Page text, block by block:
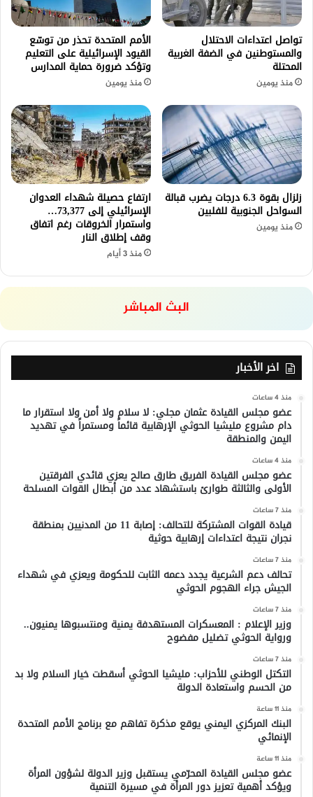
تواصل اعتداءات الاحتلال
والمستوطنين في الضفة الغربية
المحتلة
منذ يومين
الأمم المتحدة تحذر من توسّع
القيود الإسرائيلية على التعليم
وتؤكد ضرورة حماية المدارس
منذ يومين
زلزال بقوة 6.3 درجات يضرب قبالة
السواحل الجنوبية للفلبين
منذ يومين
ارتفاع حصيلة شهداء العدوان
الإسرائيلي إلى 73,377…
واستمرار الخروقات رغم اتفاق
وقف إطلاق النار
منذ 3 أيام
البث المباشر
اخر الأخبار
منذ 4 ساعات
عضو مجلس القيادة عثمان مجلي: لا سلام ولا أمن ولا استقرار ما
دام مشروع مليشيا الحوثي الإرهابية قائماً ومستمراً في تهديد
اليمن والمنطقة
منذ 4 ساعات
عضو مجلس القيادة الفريق طارق صالح يعزي قائدي الفرقتين
الأولى والثالثة طوارئ باستشهاد عدد من أبطال القوات المسلحة
منذ 7 ساعات
قيادة القوات المشتركة للتحالف: إصابة 11 من المدنيين بمنطقة
نجران نتيجة اعتداءات إرهابية حوثية
منذ 7 ساعات
تحالف دعم الشرعية يجدد دعمه الثابت للحكومة ويعزي في شهداء
الجيش جراء الهجوم الحوثي
منذ 7 ساعات
وزير الإعلام : المعسكرات المستهدفة يمنية ومنتسبوها يمنيون..
ورواية الحوثي تضليل مفضوح
منذ 7 ساعات
التكتل الوطني للأحزاب: مليشيا الحوثي أسقطت خيار السلام ولا بد
من الحسم واستعادة الدولة
منذ 11 ساعة
البنك المركزي اليمني يوقع مذكرة تفاهم مع برنامج الأمم المتحدة
الإنمائي
منذ 11 ساعة
عضو مجلس القيادة المحرّمي يستقبل وزير الدولة لشؤون المرأة
ويؤكد أهمية تعزيز دور المرأة في مسيرة التنمية